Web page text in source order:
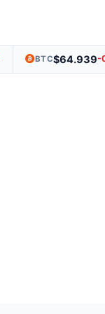
BTC$64.939-